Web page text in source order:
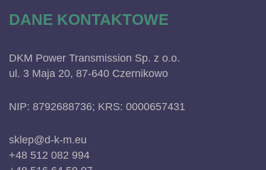
DANE KONTAKTOWE
DKM Power Transmission Sp. z o.o.
ul. 3 Maja 20, 87-640 Czernikowo
NIP: 8792688736; KRS: 0000657431
sklep@d-k-m.eu
+48 512 082 994